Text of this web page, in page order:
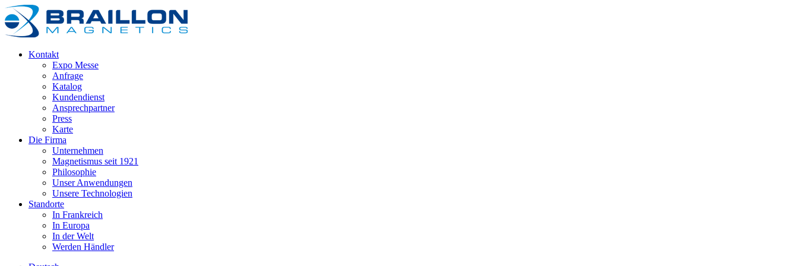
Kontakt
Expo Messe
Anfrage
Katalog
Kundendienst
Ansprechpartner
Press
Karte
Die Firma
Unternehmen
Magnetismus seit 1921
Philosophie
Unser Anwendungen
Unsere Technologien
Standorte
In Frankreich
In Europa
In der Welt
Werden Händler